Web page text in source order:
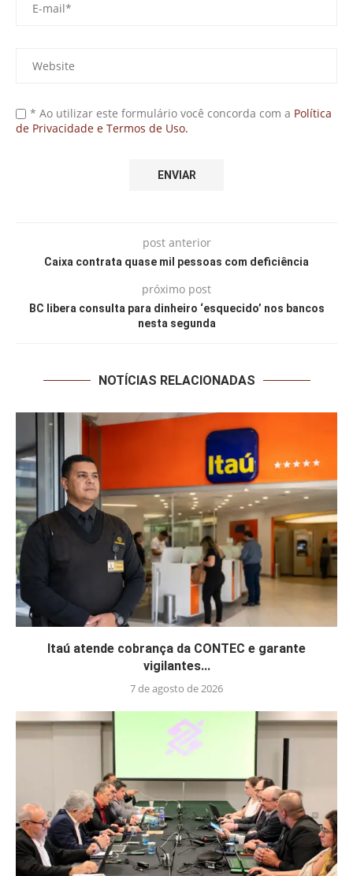
* Ao utilizar este formulário você concorda com a Política
de Privacidade e Termos de Uso.
post anterior
Caixa contrata quase mil pessoas com deficiência
próximo post
BC libera consulta para dinheiro ‘esquecido’ nos bancos
nesta segunda
NOTÍCIAS RELACIONADAS
Itaú atende cobrança da CONTEC e garante
vigilantes...
7 de agosto de 2026